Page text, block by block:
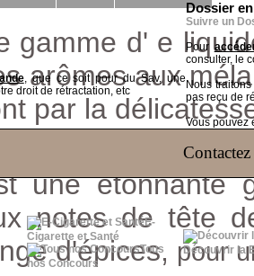
, que ce soit pour du Sav, une
droit de rétractation, etc
Dossier
Suivre un
Pour
consulter, le
Nous
pas reçu de
Vous pouvez
E-
Cigarette et Santé
Tous
nos Concours
Découvrir la
gamme d' e
arômes aux
par la
une étonnante
notes de tête
d'épices, pour